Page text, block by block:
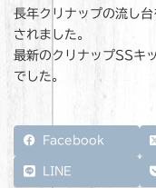
長年クリナップの流し
されました。
最新のクリナップSSキ
でした。
Facebook
LINE